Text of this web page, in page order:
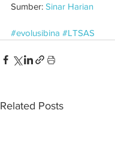
Sumber: Sinar Harian
#evolusibina #LTSAS
Related Posts